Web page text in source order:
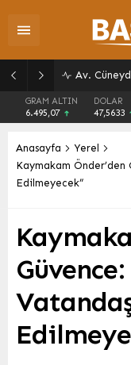
GRAM ALTIN
6.495,07
DOLAR
47,5633
Anasayfa
Yerel
Kaymakam Önder’den
Edilmeyecek”